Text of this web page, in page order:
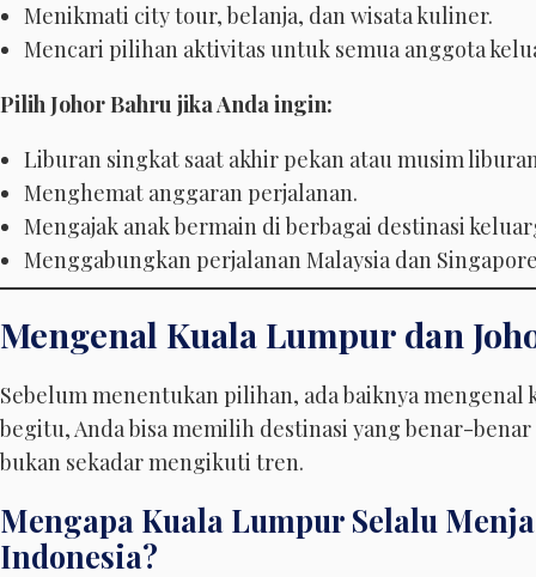
Menikmati city tour, belanja, dan wisata kuliner.
Mencari pilihan aktivitas untuk semua anggota
Pilih Johor Bahru jika Anda ingin:
Liburan singkat saat akhir pekan atau musim
Menghemat anggaran perjalanan.
Mengajak anak bermain di berbagai destinasi
Menggabungkan perjalanan Malaysia dan
Mengenal Kuala Lumpur dan
Sebelum menentukan pilihan, ada baiknya
begitu, Anda bisa memilih destinasi yang benar-
bukan sekadar mengikuti tren.
Mengapa Kuala Lumpur Selalu
Indonesia?